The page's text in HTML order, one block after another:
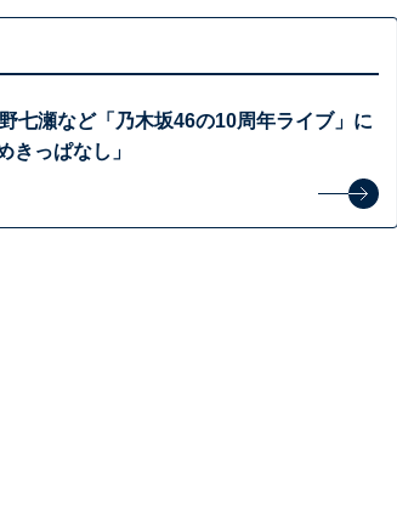
七瀬など「乃木坂46の10周年ライブ」に
きっぱなし」